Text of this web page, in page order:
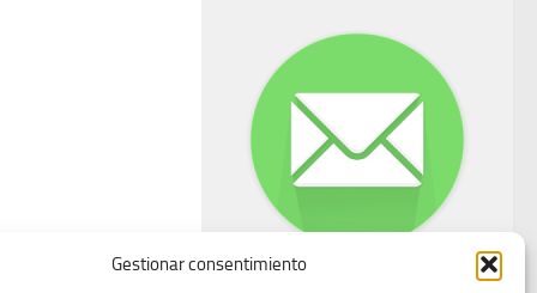
Gestionar consentimientoBuzón de dudas, quejas y sugerencias